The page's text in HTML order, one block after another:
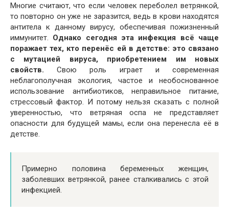
Многие считают, что если человек переболел ветрянкой,
то повторно он уже не заразится, ведь в крови находятся
антитела к данному вирусу, обеспечивая пожизненный
иммунитет. Однако сегодня эта инфекция всё чаще
поражает тех, кто перенёс ей в детстве: это связано
с мутацией вируса, приобретением им новых
свойств. Свою роль играет и современная
неблагополучная экология, частое и необоснованное
использование антибиотиков, неправильное питание,
стрессовый фактор. И потому нельзя сказать с полной
уверенностью, что ветряная оспа не представляет
опасности для будущей мамы, если она перенесла её в
детстве.
Примерно половина беременных женщин,
заболевших ветрянкой, ранее сталкивались с этой
инфекцией.